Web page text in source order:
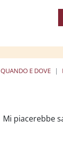
QUANDO E DOVE
Mi piacerebbe